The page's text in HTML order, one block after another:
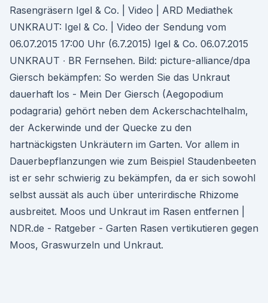
Rasengräsern Igel & Co. | Video | ARD Mediathek
UNKRAUT: Igel & Co. | Video der Sendung vom
06.07.2015 17:00 Uhr (6.7.2015) Igel & Co. 06.07.2015
UNKRAUT ∙ BR Fernsehen. Bild: picture-alliance/dpa
Giersch bekämpfen: So werden Sie das Unkraut
dauerhaft los - Mein Der Giersch (Aegopodium
podagraria) gehört neben dem Ackerschachtelhalm,
der Ackerwinde und der Quecke zu den
hartnäckigsten Unkräutern im Garten. Vor allem in
Dauerbepflanzungen wie zum Beispiel Staudenbeeten
ist er sehr schwierig zu bekämpfen, da er sich sowohl
selbst aussät als auch über unterirdische Rhizome
ausbreitet. Moos und Unkraut im Rasen entfernen |
NDR.de - Ratgeber - Garten Rasen vertikutieren gegen
Moos, Graswurzeln und Unkraut.